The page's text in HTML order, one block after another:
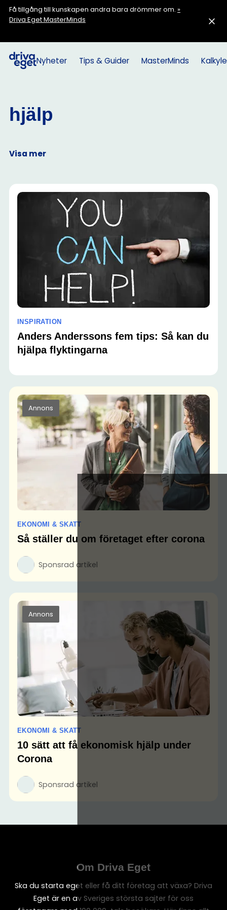
Få tillgång till kunskapen andra bara drömmer om. »
Driva Eget MasterMinds
Nyheter Tips & Guider MasterMinds
hjälp
Visa mer
INSPIRATION
Anders Anderssons fem tips: Så kan du
hjälpa flyktingarna
Annons
EKONOMI & SKATT
Så ställer du om företaget efter corona
Sponsrad artikel
Annons
EKONOMI & SKATT
10 sätt att få ekonomisk hjälp under
Corona
Sponsrad artikel
Om Driva Eget
Ska du starta eget eller få ditt företag att växa? Driva
Eget är en av Sveriges största sajter för oss